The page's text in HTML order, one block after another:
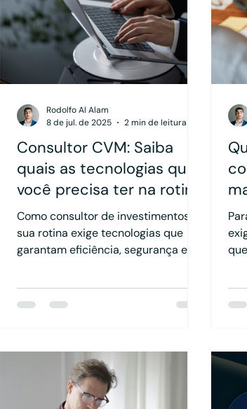
Consultor CVM: Saiba
quais as tecnologias que
você precisa ter na rotina
da sua operação
Como consultor de investimentos, a
sua rotina exige tecnologias que
garantam eficiência, segurança e
serviços prestados e evitar riscos, é
Rodolfo Al Alam
8 de jul. de 2025
2 min de leitura